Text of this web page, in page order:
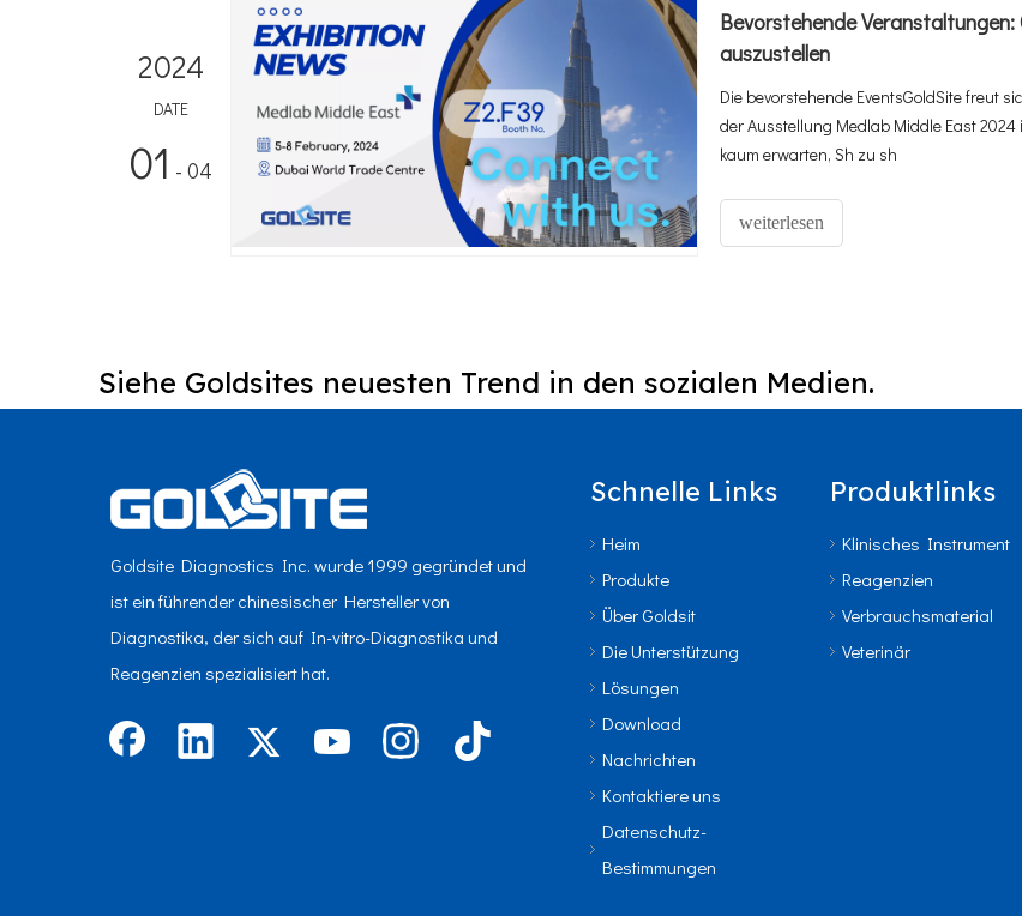
2024
DATE
01 - 04
Bevorstehende
auszustellen
Die bevorstehende EventsGoldSite freut
der Ausstellung Medlab Middle East
kaum erwarten, Sh zu sh
weiterlesen
Siehe Goldsites neuesten Trend in den sozialen Medien.
Goldsite Diagnostics Inc. wurde 1999 gegründet und
ist ein führender chinesischer Hersteller von
Diagnostika, der sich auf In-vitro-Diagnostika und
Reagenzien spezialisiert hat.
Schnelle Links
Heim
Produkte
Über Goldsit
Die Unterstützung
Lösungen
Download
Nachrichten
Kontaktiere uns
Datenschutz-
Bestimmungen
Produktlinks
Klinisches Instrument
Reagenzien
Verbrauchsmaterial
Veterinär